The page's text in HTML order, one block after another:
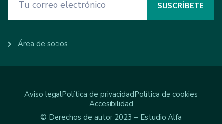
Área de socios
Aviso legalPolítica de privacidadPolítica de cookies
Accesibilidad
© Derechos de autor 2023 – Estudio Alfa